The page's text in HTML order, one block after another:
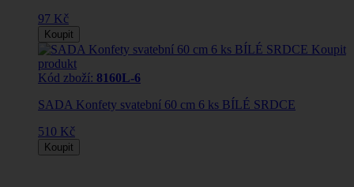
97 Kč
Koupit
Koupit
produkt
Kód zboží: 8160L-6
SADA Konfety svatební 60 cm 6 ks BÍLÉ SRDCE
510 Kč
Koupit